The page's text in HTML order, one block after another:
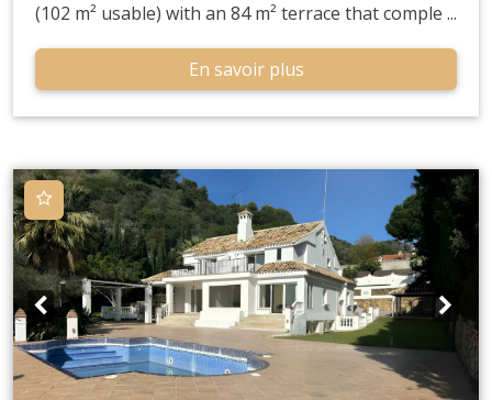
(102 m² usable) with an 84 m² terrace that comple ...
En savoir plus